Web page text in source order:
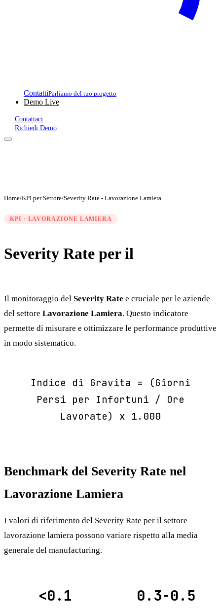
ContattiParliamo del tuo progetto
Demo Live
Contattaci
Richiedi Demo
Home/KPI per Settore/Severity Rate - Lavorazione Lamiera
KPI · LAVORAZIONE LAMIERA
Severity Rate per il
Il monitoraggio del Severity Rate e cruciale per le aziende
del settore Lavorazione Lamiera. Questo indicatore
permette di misurare e ottimizzare le performance produttive
in modo sistematico.
Indice di Gravita = (Giorni
Persi per Infortuni / Ore
Lavorate) x 1.000
Benchmark del Severity Rate nel
Lavorazione Lamiera
I valori di riferimento del Severity Rate per il settore
lavorazione lamiera possono variare rispetto alla media
generale del manufacturing.
<0.1 0.3-0.5